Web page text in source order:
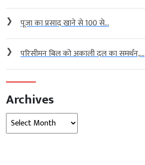
❯ पूजा का प्रसाद खाने से 100 से...
❯ परिसीमन बिल को अकाली दल का समर्थन,...
Archives
Archives